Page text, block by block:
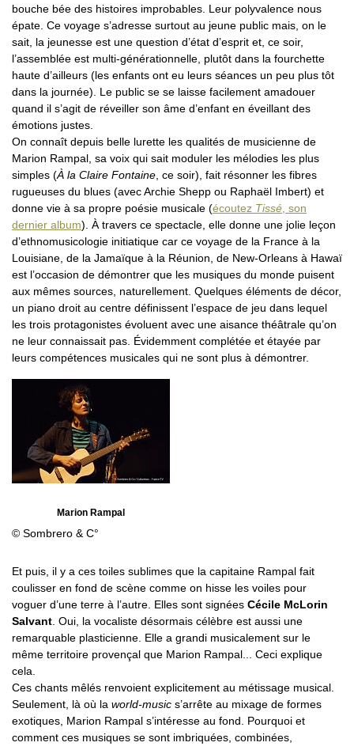
bouche bée des histoires improbables. Leur polyvalence nous
épate. Ce voyage s’adresse surtout au jeune public mais, on le
sait, la jeunesse est une question d’état d’esprit et, ce soir,
l’assemblée est multi-générationnelle, plutôt dans la fourchette
haute d’ailleurs (les enfants ont eu leurs séances un peu plus tôt
dans la journée). Le public se se laisse facilement amadouer
quand il s’agit de réveiller son âme d’enfant en éveillant des
émotions justes.
On connaît depuis belle lurette les qualités de musicienne de
Marion Rampal, sa voix qui sait moduler les mélodies les plus
simples (À la Claire Fontaine, ce soir), fait résonner les fibres
rugueuses du blues (avec Archie Shepp ou Raphaël Imbert) et
donne vie à sa propre poésie musicale (écoutez Tissé, son
dernier album). À travers ce spectacle, elle donne une jolie leçon
d’ethnomusicologie initiatique car ce voyage de la France à la
Louisiane, de la Jamaïque à la Réunion, de New-Orleans à Hawaï
est l’occasion de démontrer que les musiques du monde puisent
aux mêmes sources, naturellement. Quelques éléments de décor,
un piano droit au centre définissent l’espace de jeu dans lequel
les trois protagonistes évoluent avec une aisance théâtrale qu’on
ne leur connaissait pas. Évidemment complétée et étayée par
leurs compétences musicales qui ne sont plus à démontrer.
Marion Rampal
© Sombrero & C°
Et puis, il y a ces toiles sublimes que la capitaine Rampal fait
coulisser en fond de scène comme on hisse les voiles pour
voguer d’une terre à l’autre. Elles sont signées Cécile McLorin
Salvant . Oui, la vocaliste désormais célèbre est aussi une
remarquable plasticienne. Elle a grandi musicalement sur le
même territoire provençal que Marion Rampal... Ceci explique
cela.
Ces chants mêlés renvoient explicitement au métissage musical.
Seulement, là où la world-music s’arrête au mixage de formes
exotiques, Marion Rampal s’intéresse au fond. Pourquoi et
comment ces musiques se sont imbriquées, combinées,